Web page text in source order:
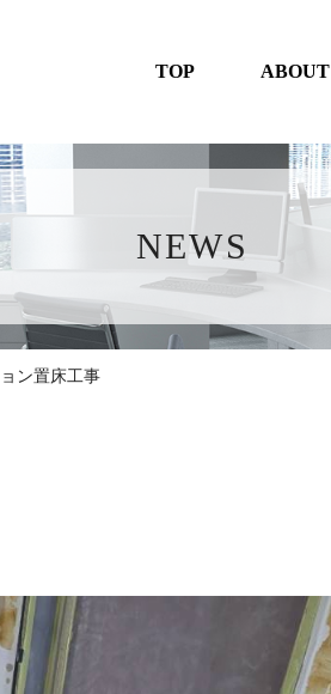
TOP ABOUT
NEWS
ン置床工事